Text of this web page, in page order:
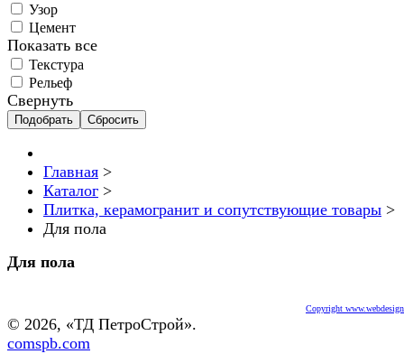
Узор
Цемент
Показать все
Текстура
Рельеф
Свернуть
Главная >
Каталог >
Плитка, керамогранит и сопутствующие товары >
Для пола
Для пола
Copyright
© 2026, «ТД ПетроСтрой».
comspb.com